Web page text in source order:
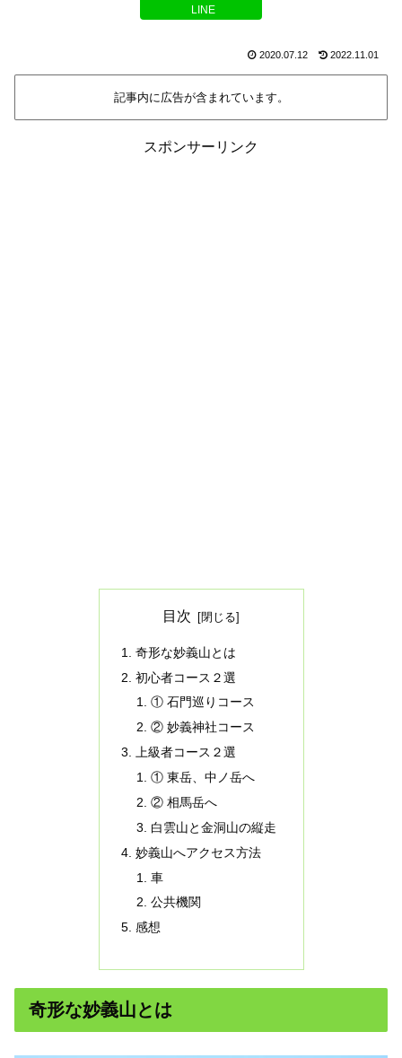
LINE
2020.07.12 2022.11.01
記事内に広告が含まれています。
スポンサーリンク
目次
奇形な妙義山とは
初心者コース２選
① 石門巡りコース
② 妙義神社コース
上級者コース２選
① 東岳、中ノ岳へ
② 相馬岳へ
白雲山と金洞山の縦走
妙義山へアクセス方法
車
公共機関
感想
奇形な妙義山とは